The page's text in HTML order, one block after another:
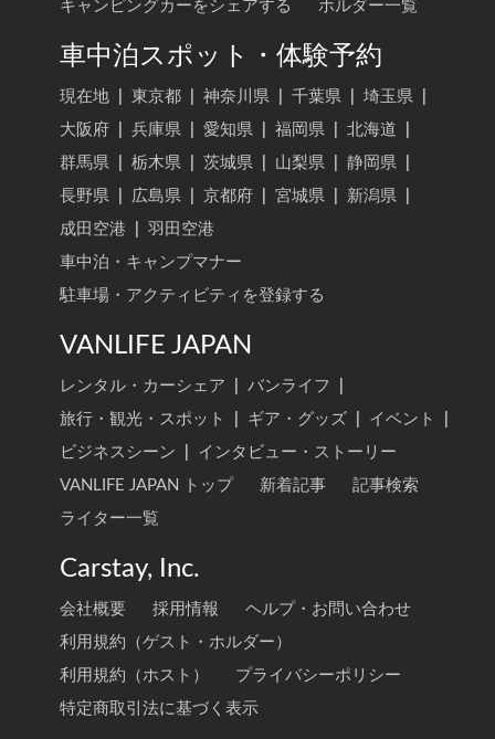
キャンピングカーをシェアする
ホルダー一覧
車中泊スポット・体験予約
現在地 東京都 神奈川県 千葉県 埼玉県
大阪府
兵庫県 愛知県 福岡県 北海道
群馬県
栃木県 茨城県 山梨県 静岡県
長野県
広島県 京都府 宮城県 新潟県
成田空港
羽田空港
車中泊・キャンプマナー
駐車場・アクティビティを登録する
VANLIFE JAPAN
レンタル・カーシェア バンライフ
旅行・観光・スポット
ギア・グッズ イベント
ビジネスシーン
インタビュー・ストーリー
VANLIFE JAPAN トップ
新着記事
記事検索
ライター一覧
Carstay, Inc.
会社概要 採用情報
ヘルプ・お問い合わせ
利用規約（ゲスト・ホルダー）
利用規約（ホスト）
プライバシーポリシー
特定商取引法に基づく表示